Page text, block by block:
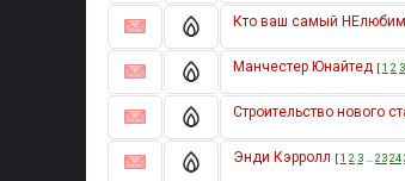
Кто ваш самый
Манчестер Юнайтед [1 2 3
Строительство нового
Энди Кэрролл [1 2 3… 2324